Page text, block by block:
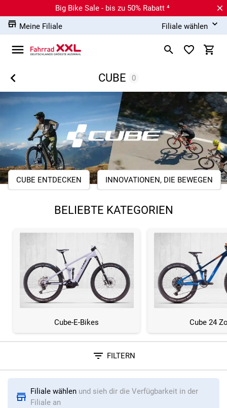
Big Bike Sale - bis zu 50% Rabatt ⁴
Meine Filiale
Filiale wählen
CUBE 0
CUBE ENTDECKEN INNOVATIONEN, DIE BEWEGEN
BELIEBTE KATEGORIEN
Cube-E-Bikes Cube 24
FILTERN
Sortieren nach
RELEVANZ
BESTSELLER ERSPARNIS IN %
Filiale wählen und sieh dir die Verfügbarkeit in der
Filiale an